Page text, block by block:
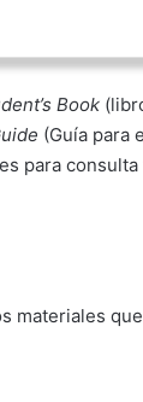
Book
(Guía para
para
materiales